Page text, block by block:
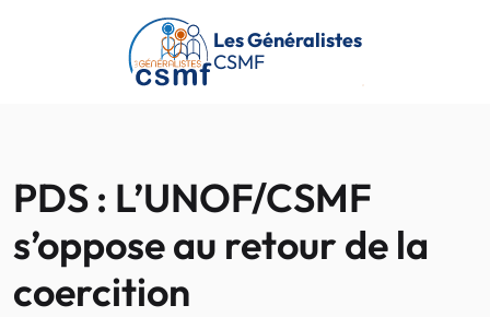
Passer au contenu principal
Les Généralistes
CSMF
PDS : L’UNOF/CSMF
s’oppose au retour de la
coercition